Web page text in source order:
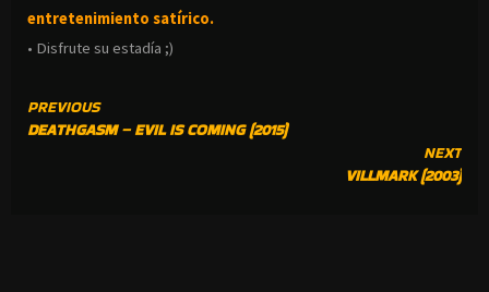
entretenimiento satírico.
• Disfrute su estadía ;)
CONTINUE
READING
PREVIOUS
DEATHGASM – EVIL IS COMING (2015)
NEXT
VILLMARK (2003)